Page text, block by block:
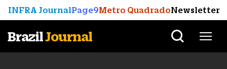
INFRA JournalPage9Metro QuadradoNewsletter
BrazilJournal